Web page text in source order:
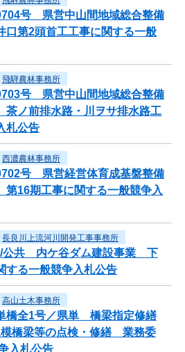
号 県営中山間地域総合整備
第2頭首工工事に関する一般
飛騨農林事務所
号 県営中山間地域総合整備
ノ前排水路・川ヲサ排水路工
札公告
西濃農林事務所
号 県営経営体育成基盤整備
16期工事に関する一般競争入
長良川上流河川開発工事事務所
/公共 内ケ谷ダム建設事業 下
する一般競争入札公告
高山土木事務所
橋全1号／県単 橋梁指定修繕
模橋梁等の点検・修繕 業務委
入札公告